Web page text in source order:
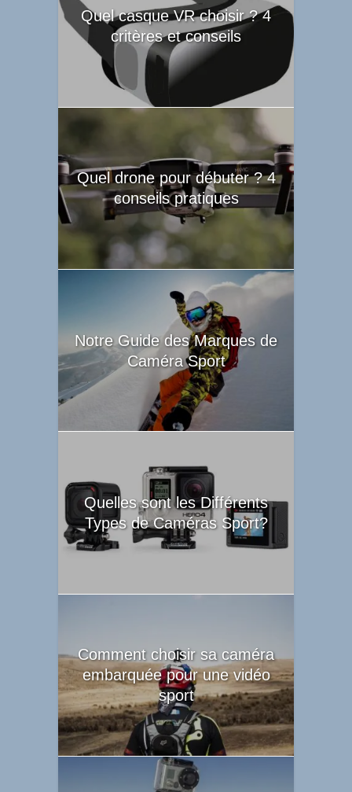
Quel casque VR choisir ? 4
critères et conseils
Quel drone pour débuter ? 4
conseils pratiques
Notre Guide des Marques de
Caméra Sport
Quelles sont les Différents
Types de Caméras Sport?
Comment choisir sa caméra
embarquée pour une vidéo
sport